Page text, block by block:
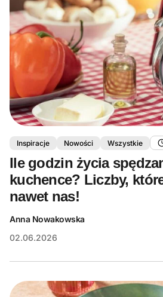
Inspiracje Nowości Wszystkie
Ile godzin życia
kuchence? Liczby,
nawet nas!
Anna Nowakowska
02.06.2026